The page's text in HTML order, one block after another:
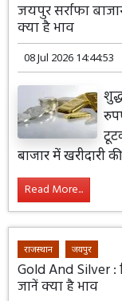
जयपुर सर्राफा
क्या है भाव
08 Jul 2026 14:44:53
बाजार में खरीदारी
Read More...
राजस्थान जयपुर
Gold And Silver :
जानें क्या है भाव